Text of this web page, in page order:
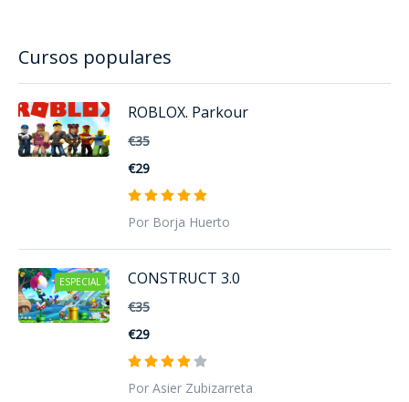
Cursos populares
ROBLOX. Parkour
€35
€29
Por Borja Huerto
ESPECIAL CONSTRUCT 3.0
€35
€29
Por Asier Zubizarreta